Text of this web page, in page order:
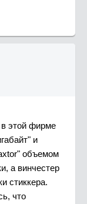
в этой фирме
и
объемом
а винчестер
стиккера.
что